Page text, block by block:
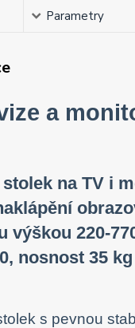
Parametry
a
na TV i
výškou 220-
nosnost 35 kg
s pevnou